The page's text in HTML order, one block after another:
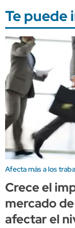
Te puede
Afecta más a los
Crece el
mercado
afectar el